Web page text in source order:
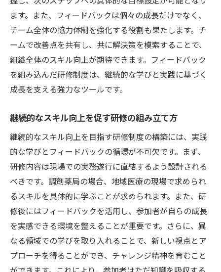
ます。また、フィードバックは個々の成長だけでなく、
チーム全体の協力体制を強化する役割も果たします。チ
ームで改善点を共有し、共に解決策を模索することで、
組織全体のスキル向上が期待できます。フィードバック
を組み込んだ研修制度は、継続的な学びと実践に基づく
成長を支える強力なツールです。
継続的なスキル向上を促す研修の組み立て方
継続的なスキル向上を目指す研修制度の構築には、実践
的な学びとフィードバックの循環が不可欠です。まず、
研修内容は現場での実務遂行に直結するよう設計される
べきです。調剤薬局の場合、地域医療の現場で求められ
るスキルを具体的に学ぶことが求められます。また、研
修後にはフィードバックを活用し、参加者が自らの成長
を実感できる環境を整えることが重要です。さらに、異
なる領域での学びを取り入れることで、新しい視点とア
プローチを得ることができ、チャレンジ精神を育むこと